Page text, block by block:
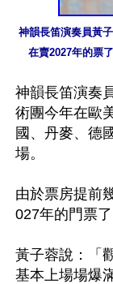
神韻長笛演奏員黃
在賣2027年的票
神韻長笛演奏
術團今年在歐
國、丹麥、德
場。
由於票房提前
027年的門票
黃子蓉說：「
基本上場場爆